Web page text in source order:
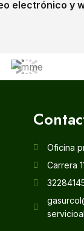
electrónico y
Oficina
Carrera